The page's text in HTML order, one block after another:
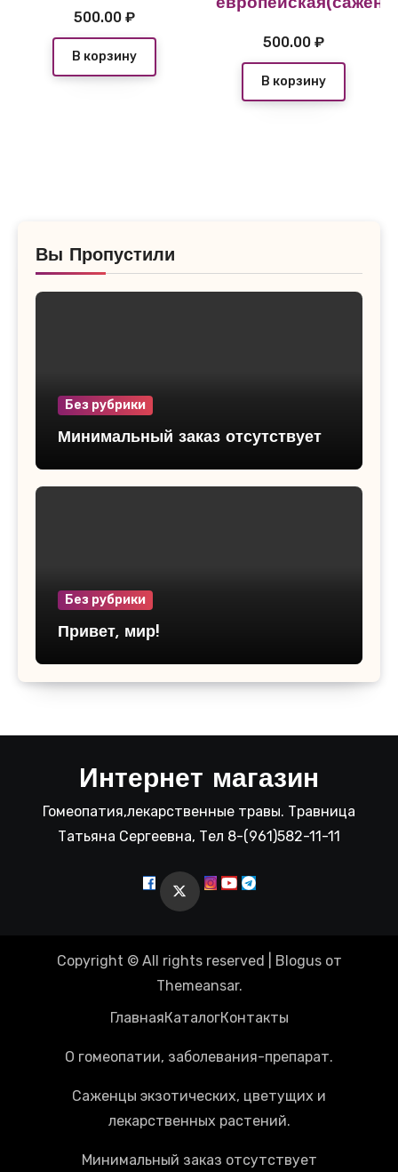
500.00₽
В корзину
500.00 ₽
В корзину
Вы Пропустили
Без рубрики
Минимальный заказ отсутствует
Без рубрики
Привет, мир!
Интернет магазин
Гомеопатия,лекарственные травы. Травница
Татьяна Сергеевна, Тел 8-(961)582-11-11
Copyright © All rights reserved Blogusот
Themeansar.
ГлавнаяКаталогКонтакты
О гомеопатии, заболевания-препарат.
Саженцы экзотических, цветущих и
лекарственных растений.
Минимальный заказ отсутствует